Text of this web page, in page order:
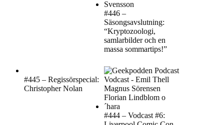
#446 –
Säsongsavslutning:
“Kryptozoologi,
samlarbilder och en
massa sommartips!”
#445 – Regissörspecial:
Christopher Nolan
#444 – Vodcast #6: